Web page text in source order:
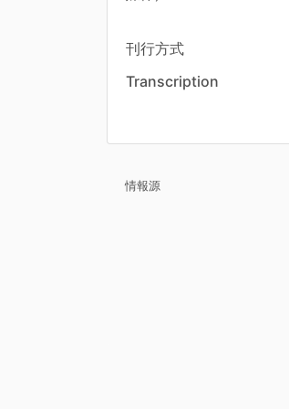
刊行方式
Transcription
情報源